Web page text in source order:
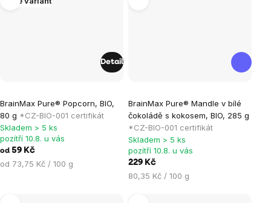
BrainMax Pure® Popcorn, BIO,
80 g *CZ-BIO-001 certifikát
hodnocení
produktu
je
4,0
z
Skladem > 5 ks
pozítří 10.8. u vás
od 59 Kč
Měrná
od 73,75 Kč / 100 g
Detail
BrainMax Pure® Mandle v bílé
čokoládě s kokosem, BIO, 285 g
*CZ-BIO-001 certifikát
hodnocení
produktu
je
5,0
z
5
Skladem > 5 ks
pozítří 10.8. u vás
229 Kč
Měrná
80,35 Kč / 100 g